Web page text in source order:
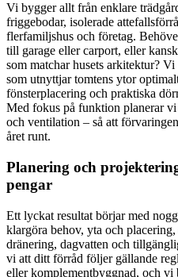
Vi bygger allt från enklare
friggebodar, isolerade
flerfamiljshus och företag.
till garage eller carport, eller
som matchar husets arkitektur?
som utnyttjar tomtens ytor
fönsterplacering och praktiska
Med fokus på funktion planerar
och ventilation – så att
året runt.
Planering och
pengar
Ett lyckat resultat börjar med
klargöra behov, yta och
dränering, dagvatten och
vi att ditt förråd följer gällande
eller komplementbyggnad, och vi